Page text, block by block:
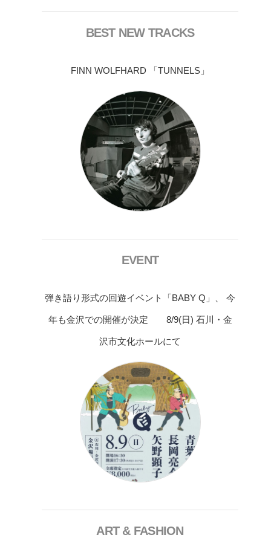
BEST NEW TRACKS
FINN WOLFHARD 「TUNNELS」
EVENT
弾き語り形式の回遊イベント「BABY Q」、 今
年も金沢での開催が決定 8/9(日) 石川・金
沢市文化ホールにて
ART & FASHION